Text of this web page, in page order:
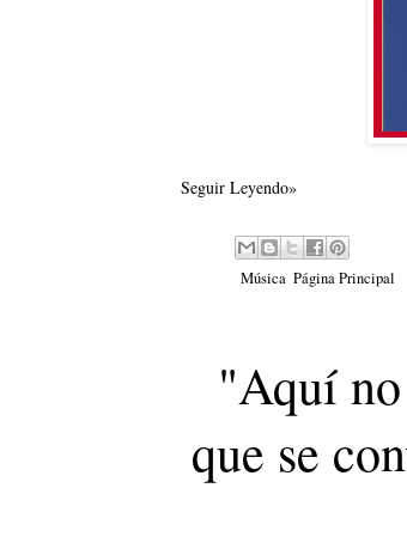
Seguir Leyendo»
Música Página Principal
"Aquí
que se